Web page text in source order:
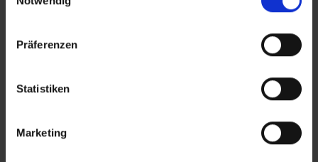
Präferenzen
Statistiken
Marketing
Diese Beiträge könnten Sie auch